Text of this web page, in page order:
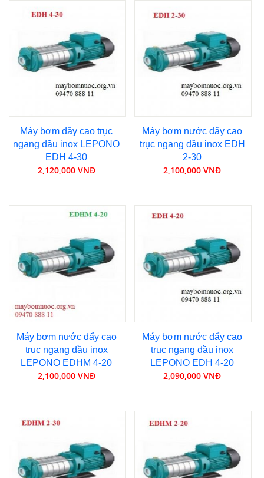
Máy bơm đầy cao trục
ngang đầu inox LEPONO
EDH 4-30
2,120,000 VNĐ
Máy bơm nước đẩy cao
trục ngang đầu inox EDH
2-30
2,100,000 VNĐ
Máy bơm nước đẩy cao
trục ngang đầu inox
LEPONO EDHM 4-20
2,100,000 VNĐ
Máy bơm nước đẩy cao
trục ngang đầu inox
LEPONO EDH 4-20
2,090,000 VNĐ